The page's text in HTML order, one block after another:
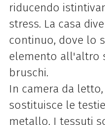
riducendo
stress. La casa
continuo, dove lo
elemento all'altro
bruschi.
In camera da
sostituisce le
metallo. I tessuti